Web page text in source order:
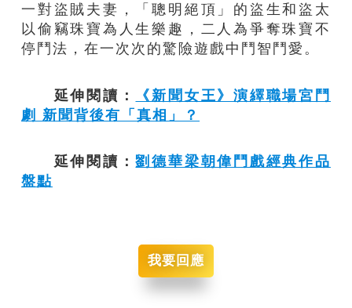
一對盜賊夫妻，「聰明絕頂」的盜生和盜太
以偷竊珠寶為人生樂趣，二人為爭奪珠寶不
停鬥法，在一次次的驚險遊戲中鬥智鬥愛。
延伸閱讀：
《新聞女王》演繹職場宮鬥
劇 新聞背後有「真相」？
延伸閱讀：劉德華梁朝偉鬥戲經典作品
盤點
我要回應